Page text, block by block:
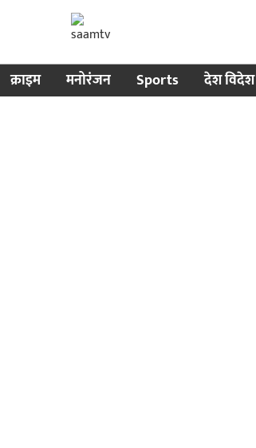
क्राइम मनोरंजन Sports देश विदेश